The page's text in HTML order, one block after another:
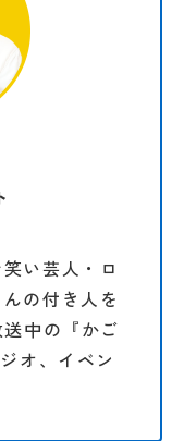
い芸人・ロ
の付き人を
中の『かご
オ、イベン